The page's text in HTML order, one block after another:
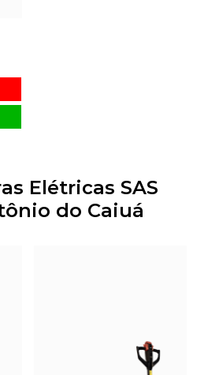
Elétricas SAS
do Caiuá